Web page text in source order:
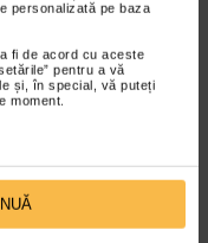
personalizată pe baza
fi de acord cu aceste
pentru a vă
și, în special, vă puteți
moment.
Cândea –